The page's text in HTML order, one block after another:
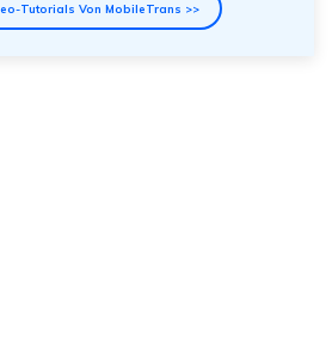
Tutorials Von MobileTrans >>